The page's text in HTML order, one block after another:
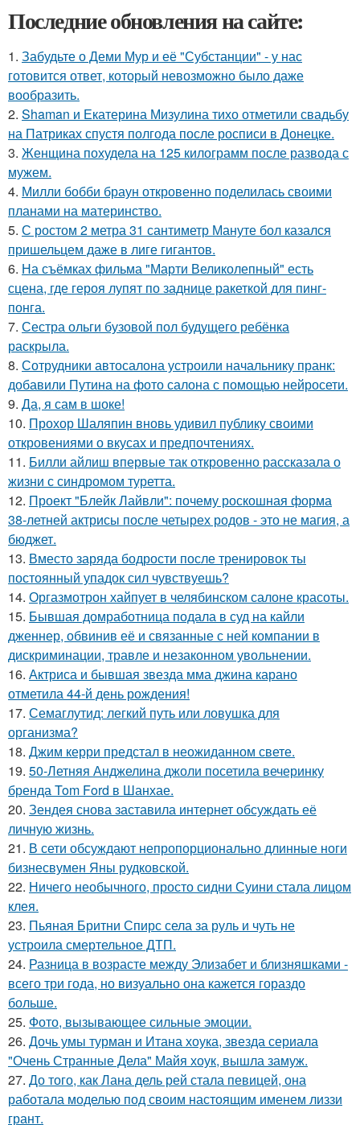
Последние обновления на сайте:
1. Забудьте о Деми Мур и её "Субстанции" - у нас
готовится ответ, который невозможно было даже
вообразить.
2. Shaman и Екатерина Мизулина тихо отметили свадьбу
на Патриках спустя полгода после росписи в Донецке.
3. Женщина похудела на 125 килограмм после развода с
мужем.
4. Милли бобби браун откровенно поделилась своими
планами на материнство.
5. С ростом 2 метра 31 сантиметр Мануте бол казался
пришельцем даже в лиге гигантов.
6. На съёмках фильма "Марти Великолепный" есть
сцена, где героя лупят по заднице ракеткой для пинг-
понга.
7. Сестра ольги бузовой пол будущего ребёнка
раскрыла.
8. Сотрудники автосалона устроили начальнику пранк:
добавили Путина на фото салона с помощью нейросети.
9. Да, я сам в шоке!
10. Прохор Шаляпин вновь удивил публику своими
откровениями о вкусах и предпочтениях.
11. Билли айлиш впервые так откровенно рассказала о
жизни с синдромом туретта.
12. Проект "Блейк Лайвли": почему роскошная форма
38-летней актрисы после четырех родов - это не магия, а
бюджет.
13. Вместо заряда бодрости после тренировок ты
постоянный упадок сил чувствуешь?
14. Оргазмотрон хайпует в челябинском салоне красоты.
15. Бывшая домработница подала в суд на кайли
дженнер, обвинив её и связанные с ней компании в
дискриминации, травле и незаконном увольнении.
16. Актриса и бывшая звезда мма джина карано
отметила 44-й день рождения!
17. Семаглутид: легкий путь или ловушка для
организма?
18. Джим керри предстал в неожиданном свете.
19. 50-Летняя Анджелина джоли посетила вечеринку
бренда Tom Ford в Шанхае.
20. Зендея снова заставила интернет обсуждать её
личную жизнь.
21. В сети обсуждают непропорционально длинные ноги
бизнесвумен Яны рудковской.
22. Ничего необычного, просто сидни Суини стала лицом
клея.
23. Пьяная Бритни Спирс села за руль и чуть не
устроила смертельное ДТП.
24. Разница в возрасте между Элизабет и близняшками -
всего три года, но визуально она кажется гораздо
больше.
25. Фото, вызывающее сильные эмоции.
26. Дочь умы турман и Итана хоука, звезда сериала
"Очень Странные Дела" Майя хоук, вышла замуж.
27. До того, как Лана дель рей стала певицей, она
работала моделью под своим настоящим именем лиззи
грант.